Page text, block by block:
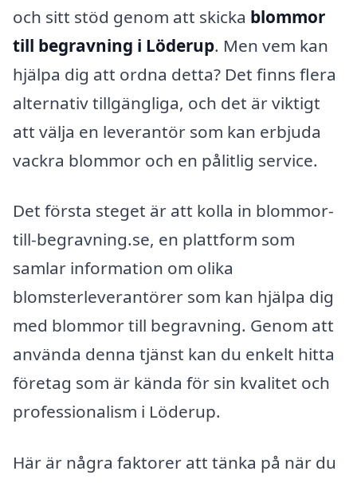
och sitt stöd genom att skicka blommor
till begravning i Löderup. Men vem kan
hjälpa dig att ordna detta? Det finns flera
alternativ tillgängliga, och det är viktigt
att välja en leverantör som kan erbjuda
vackra blommor och en pålitlig service.
Det första steget är att kolla in blommor-
till-begravning.se, en plattform som
samlar information om olika
blomsterleverantörer som kan hjälpa dig
med blommor till begravning. Genom att
använda denna tjänst kan du enkelt hitta
företag som är kända för sin kvalitet och
professionalism i Löderup.
Här är några faktorer att tänka på när du